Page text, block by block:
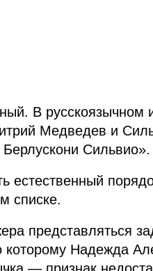
В русскоязычном
Медведев и
естественный
списке.
представляться
Надежда